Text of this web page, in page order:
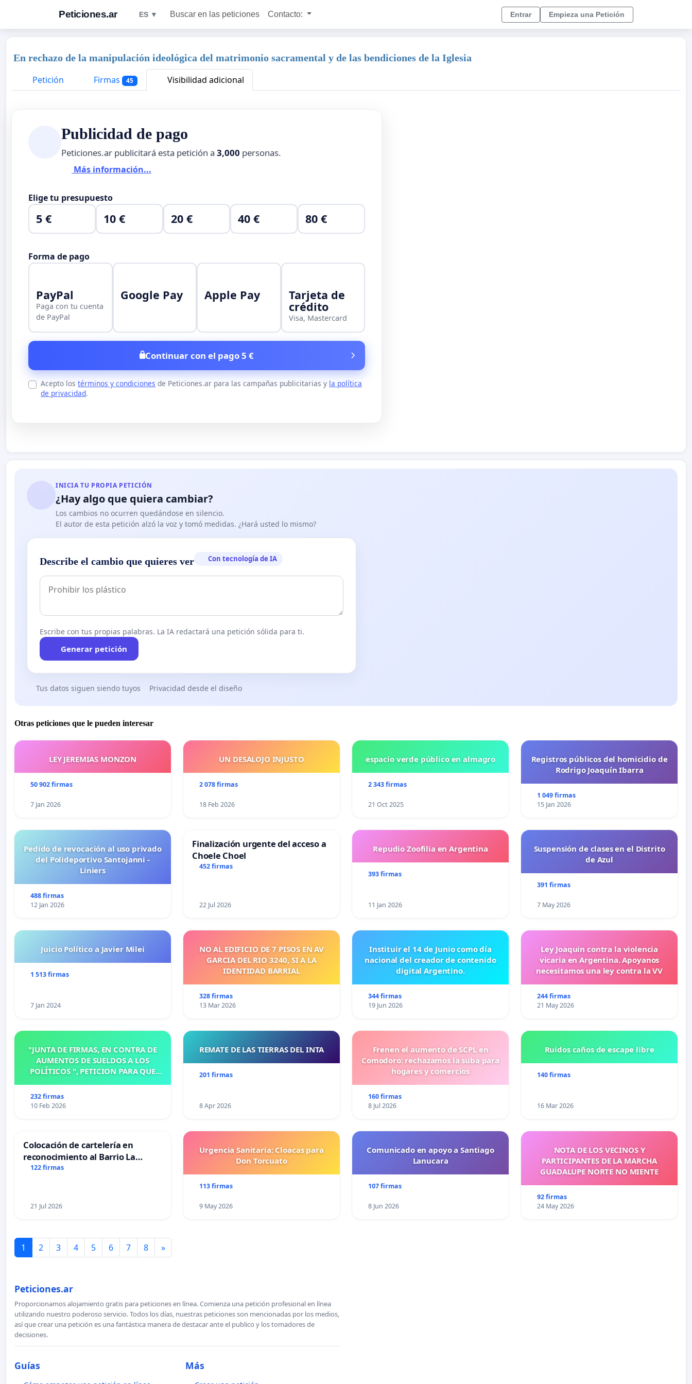
Peticiones.ar ES ▼ Buscar en las peticiones Contacto: Entrar Empieza una Petición
En rechazo de la manipulación ideológica del matrimonio sacramental y de las bendiciones de la Iglesia
Petición
Firmas 45 Visibilidad adicional
Publicidad de pago
Peticiones.ar publicitará esta petición a 3,000 personas.
Más información...
Elige tu presupuesto
5 € 10 € 20 € 40 € 80 €
Forma de pago
PayPal
Paga con tu cuenta
de PayPal
Google Pay Apple Pay Tarjeta de
crédito
Visa, Mastercard
Continuar con el pago 5 €
Acepto los términos y condiciones de Peticiones.ar para las campañas publicitarias y la política
de privacidad.
INICIA TU PROPIA PETICIÓN
¿Hay algo que quiera cambiar?
Los cambios no ocurren quedándose en silencio.
El autor de esta petición alzó la voz y tomó medidas. ¿Hará usted lo mismo?
Describe el cambio que quieres ver Con tecnología de IA
Escribe con tus propias palabras. La IA redactará una petición sólida para ti.
Generar petición
Tus datos siguen siendo tuyos Privacidad desde el diseño
Otras peticiones que le pueden interesar
LEY JEREMIAS MONZON
50 902 firmas
7 Jan 2026
UN DESALOJO INJUSTO
2 078 firmas
18 Feb 2026
espacio verde público en almagro
2 343 firmas
21 Oct 2025
Registros públicos del homicidio de
Rodrigo Joaquín Ibarra
1 049 firmas
15 Jan 2026
Pedido de revocación al uso privado
del Polideportivo Santojanni -
Liniers
488 firmas
12 Jan 2026
Finalización urgente del acceso a
Choele Choel
452 firmas
22 Jul 2026
Repudio Zoofilia en Argentina
393 firmas
11 Jan 2026
Suspensión de clases en el Distrito
de Azul
391 firmas
7 May 2026
Juicio Político a Javier Milei
1 513 firmas
7 Jan 2024
NO AL EDIFICIO DE 7 PISOS EN AV
GARCIA DEL RIO 3240, SI A LA
IDENTIDAD BARRIAL
328 firmas
13 Mar 2026
Instituir el 14 de Junio como día
nacional del creador de contenido
digital Argentino.
344 firmas
19 Jun 2026
Ley Joaquin contra la violencia
vicaria en Argentina. Apoyanos
necesitamos una ley contra la VV
244 firmas
21 May 2026
"JUNTA DE FIRMAS, EN CONTRA DE
AUMENTOS DE SUELDOS A LOS
POLÍTICOS ", PETICION PARA QUE
ORDENANZA N°1102/92, EN
VICTORIA, ENTRE RIOS
232 firmas
10 Feb 2026
REMATE DE LAS TIERRAS DEL INTA
201 firmas
8 Apr 2026
Frenen el aumento de SCPL en
Comodoro: rechazamos la suba para
hogares y comercios
160 firmas
8 Jul 2026
Ruidos caños de escape libre
140 firmas
16 Mar 2026
Colocación de cartelería en
reconocimiento al Barrio La
Laguna de Trelew y sus vecinos
122 firmas
21 Jul 2026
Urgencia Sanitaria: Cloacas para
Don Torcuato
113 firmas
9 May 2026
Comunicado en apoyo a Santiago
Lanucara
107 firmas
8 Jun 2026
NOTA DE LOS VECINOS Y
PARTICIPANTES DE LA MARCHA
GUADALUPE NORTE NO MIENTE
92 firmas
24 May 2026
1 2 3 4 5 6 7 8 »
Peticiones.ar
Proporcionamos alojamiento gratis para peticiones en línea. Comienza una petición profesional en línea
utilizando nuestro poderoso servicio. Todos los días, nuestras peticiones son mencionadas por los medios,
así que crear una petición es una fantástica manera de destacar ante el publico y los tomadores de
decisiones.
Guías Más